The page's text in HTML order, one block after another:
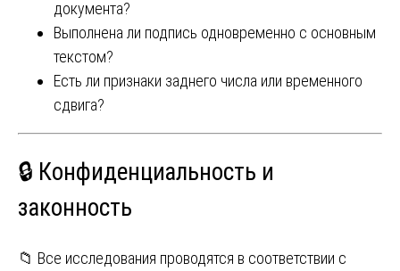
документа?
Выполнена ли подпись одновременно с основным
текстом?
Есть ли признаки заднего числа или временного
сдвига?
🔒 Конфиденциальность и
законность
📁 Все исследования проводятся в соответствии с